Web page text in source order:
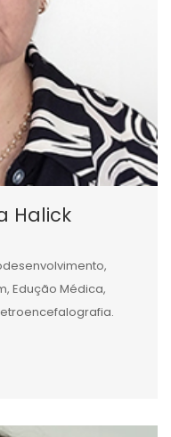
Halick
Edução Médica,